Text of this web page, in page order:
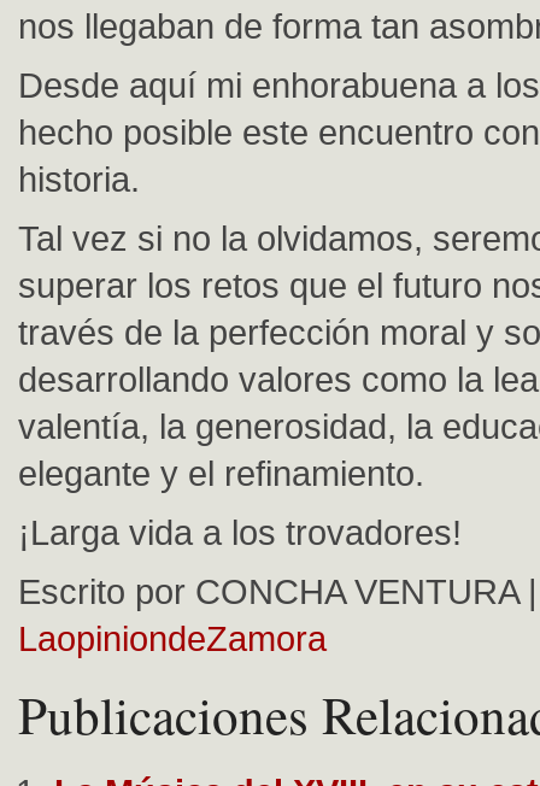
nos llegaban de forma tan
Desde aquí mi enhorabuena a
hecho posible este encuentro
historia.
Tal vez si no la olvidamos,
superar los retos que el futuro
través de la perfección moral y
desarrollando valores como la
valentía, la generosidad, la
elegante y el refinamiento.
¡Larga vida a los trovadores!
Escrito por CONCHA VENTURA |
LaopiniondeZamora
Publicaciones